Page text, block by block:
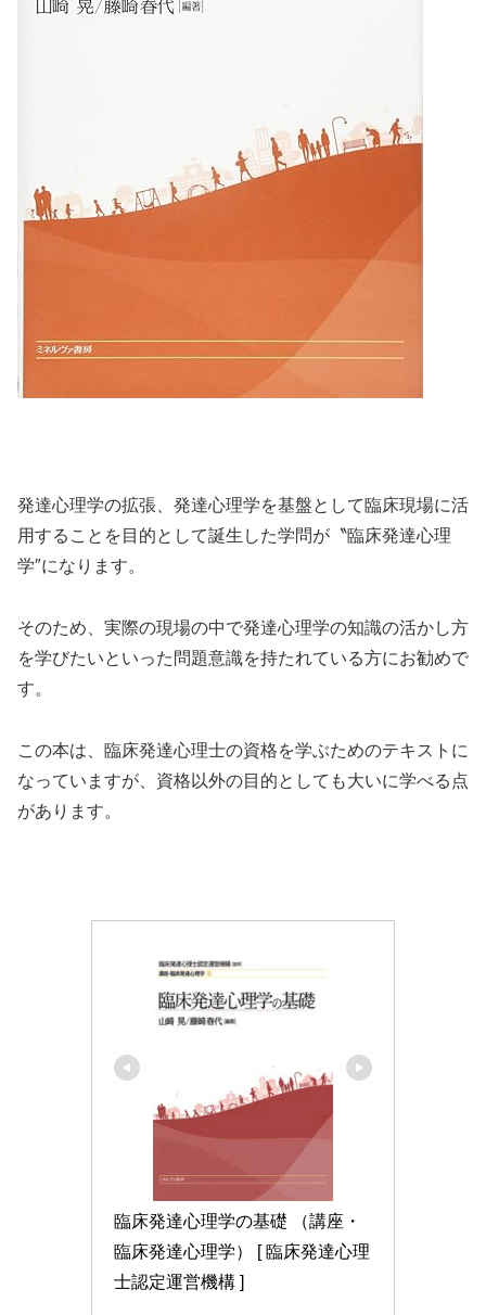
発達心理学の拡張、発達心理学を基盤として臨床現場に活
用することを目的として誕生した学問が〝臨床発達心理
学″になります。
そのため、実際の現場の中で発達心理学の知識の活かし方
を学びたいといった問題意識を持たれている方にお勧めで
す。
この本は、臨床発達心理士の資格を学ぶためのテキストに
なっていますが、資格以外の目的としても大いに学べる点
があります。
臨床発達心理学の基礎 （講座・
臨床発達心理学） [ 臨床発達心理
士認定運営機構 ]